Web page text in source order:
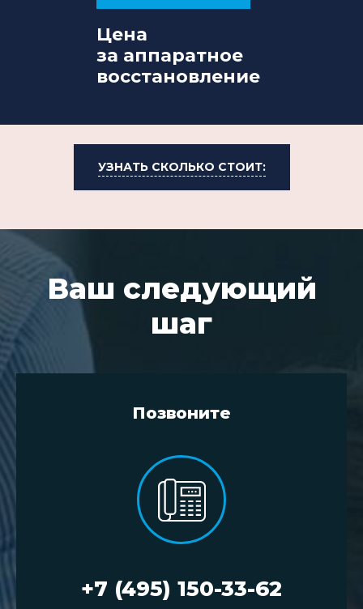
Цена
за аппаратное
восстановление
УЗНАТЬ СКОЛЬКО СТОИТ:
Ваш следующий
шаг
Позвоните
+7 (495) 150-33-62